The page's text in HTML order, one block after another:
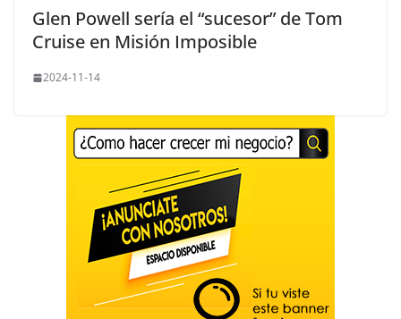
Glen Powell sería el “sucesor” de Tom
Cruise en Misión Imposible
2024-11-14